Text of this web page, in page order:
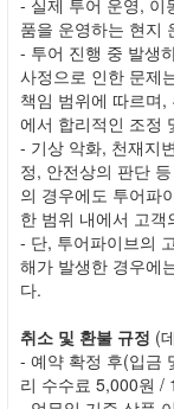
- 실제 투어 운영, 이
품을 운영하는 현지
- 투어 진행 중 발생
사정으로 인한 문제
책임 범위에 따르며
에서 합리적인 조정
- 기상 악화, 천재지
정, 안전상의 판단
의 경우에도 투어파
한 범위 내에서 고
- 단, 투어파이브의
해가 발생한 경우에
다.
취소 및 환불 규정 (
- 예약 확정 후(입금
리 수수료 5,000원 /